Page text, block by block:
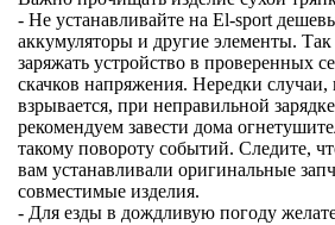
- Не устанавливайте на El-sport
аккумуляторы и другие элементы. Так
заряжать устройство в проверенных
скачков напряжения. Нередки случаи,
взрывается, при неправильной
рекомендуем завести дома
такому повороту событий. Следите,
вам устанавливали оригинальные
совместимые изделия.
- Для езды в дождливую погоду